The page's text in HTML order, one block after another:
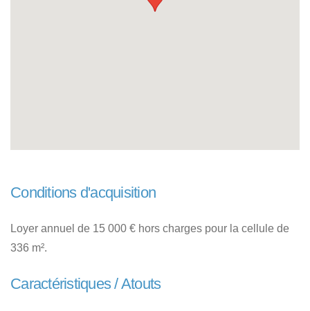
Conditions d'acquisition
Loyer annuel de 15 000 € hors charges pour la cellule de
336 m².
Caractéristiques / Atouts